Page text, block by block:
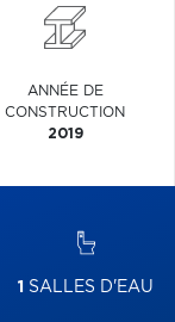
ANNÉE DE
CONSTRUCTION
2019
1 SALLES D'EAU